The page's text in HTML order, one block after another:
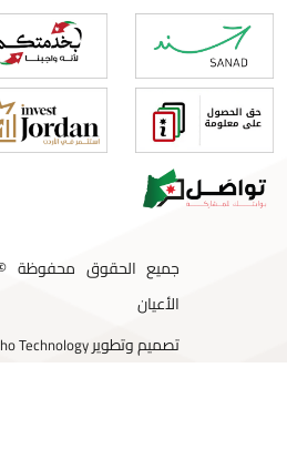
الأعيان
تصميم وتطويرEcho Technology